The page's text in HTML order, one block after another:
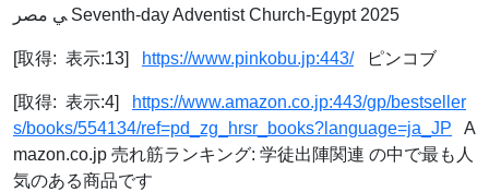
ي مصر Seventh-day Adventist Church-Egypt 2025
[取得: 表示:13] https://www.pinkobu.jp:443/ピンコブ
[取得: 表示:4]
https://www.amazon.co.jp:443/gp/bestseller
s/books/554134/ref=pd_zg_hrsr_books?language=ja_JP A
mazon.co.jp 売れ筋ランキング: 学徒出陣関連 の中で最も人
気のある商品です